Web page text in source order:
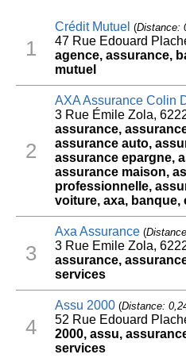
1
Crédit Mutuel (Distance:
47 Rue Edouard
agence, assurance,
mutuel
2
AXA Assurance Colin
3 Rue Émile Zola,
assurance,
assurance auto,
assurance epargne,
assurance maison,
professionnelle,
voiture, axa, banque,
3
Axa Assurance(
3 Rue Emile Zola,
assurance,
services
4
Assu 2000(Distance:
52 Rue Edouard
2000, assu,
services